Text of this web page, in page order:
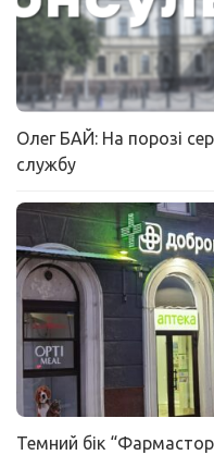
Олег БАЙ: На порозі
службу
Темний бік